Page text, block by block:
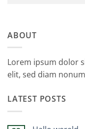
ABOUT
Lorem ipsum dolor
elit, sed diam
LATEST POSTS